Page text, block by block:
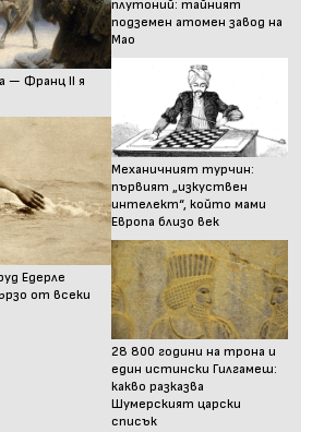
— Франц II я
Едерле
от всеки
плутоний: тайният
подземен атомен завод на
Мао
Механичният турчин:
първият „изкуствен
интелект“, който мами
Европа близо век
28 800 години на трона и
един истински Гилгамеш:
какво разказва
Шумерският царски
списък